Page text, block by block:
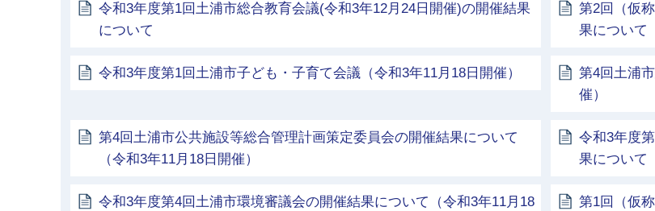
令和3年度第1回土浦市総合教育会議(令和3年12月24日開催)の開催結果
について
第2回（仮
果について
令和3年度第1回土浦市子ども・子育て会議（令和3年11月18日開催）
第4回土浦
催）
第4回土浦市公共施設等総合管理計画策定委員会の開催結果について
（令和3年11月18日開催）
令和3年度
果について
令和3年度第4回土浦市環境審議会の開催結果について（令和3年11月18
第1回（仮